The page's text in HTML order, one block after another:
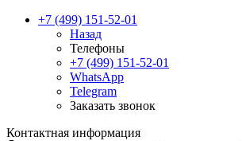
+7 (499) 151-52-01
Назад
Телефоны
+7 (499) 151-52-01
WhatsApp
Telegram
Заказать звонок
Контактная информация